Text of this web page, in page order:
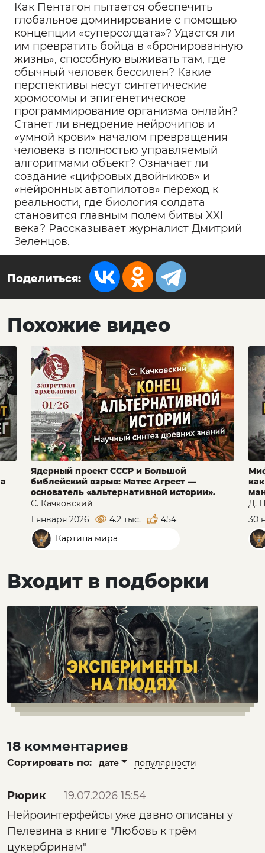
Как Пентагон пытается обеспечить
глобальное доминирование с помощью
концепции «суперсолдата»? Удастся ли
им превратить бойца в «бронированную
жизнь», способную выживать там, где
обычный человек бессилен? Какие
перспективы несут синтетические
хромосомы и эпигенетическое
программирование организма онлайн?
Станет ли внедрение нейрочипов и
«умной крови» началом превращения
человека в полностью управляемый
алгоритмами объект? Означает ли
создание «цифровых двойников» и
«нейронных автопилотов» переход к
реальности, где биология солдата
становится главным полем битвы XXI
века? Рассказывает журналист Дмитрий
Зеленцов.
Поделиться:
Похожие видео
Ядерный проект СССР и Большой
библейский взрыв: Матес Агрест —
основатель «альтернативной истории».
С. Качковский
1 января 2026
4.2 тыс.
454
Картина мира
Д.
30
Входит в подборки
18 комментариев
Сортировать по: дате популярности
Рюрик
19.07.2026 15:54
Нейроинтерфейсы уже давно описаны у
Пелевина в книге "Любовь к трём
цукербринам"